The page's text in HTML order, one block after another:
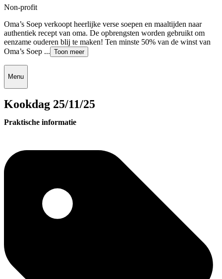
Non-profit
Oma’s Soep verkoopt heerlijke verse soepen en maaltijden naar
authentiek recept van oma. De opbrengsten worden gebruikt om
eenzame ouderen blij te maken! Ten minste 50% van de winst van
Oma’s Soep ... Toon meer
Menu
Kookdag 25/11/25
Praktische informatie